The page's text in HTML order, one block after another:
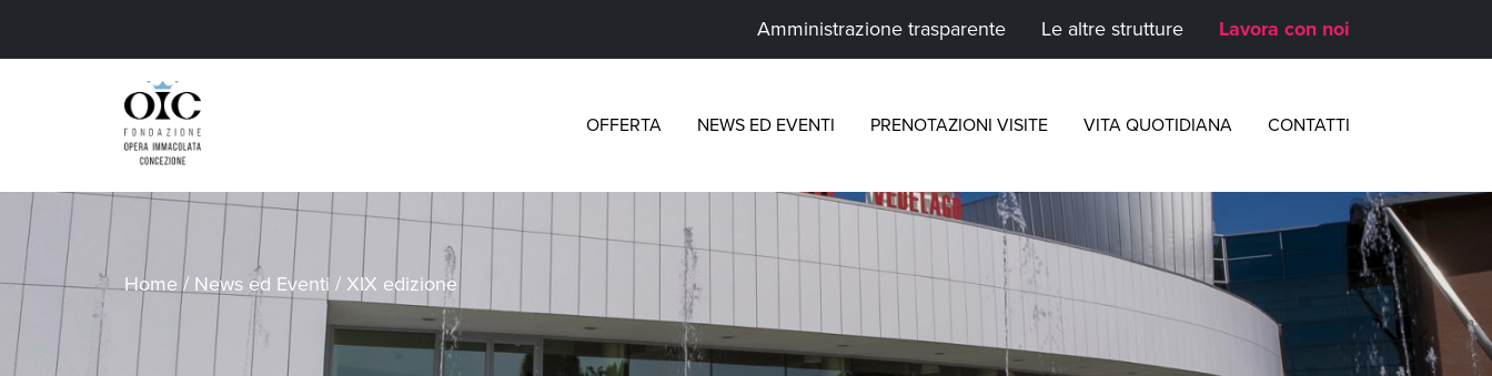
Amministrazione trasparente Le altre strutture Lavora con noi
OFFERTA NEWS ED EVENTI PRENOTAZIONI VISITE VITA QUOTIDIANA CONTATTI
Home/ News ed Eventi / XIX edizione